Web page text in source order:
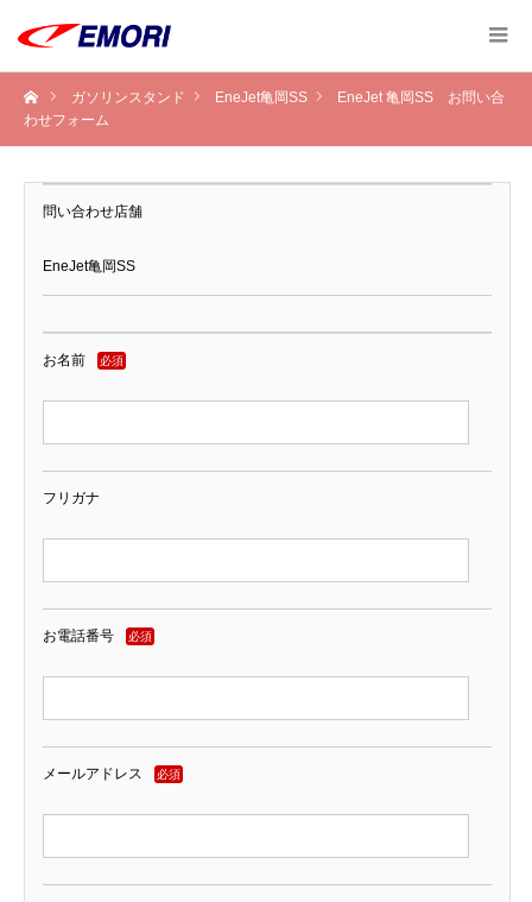
ガソリンスタンド EneJet亀岡SS
EneJet 亀岡SS お問い合
わせフォーム
問い合わせ店舗
EneJet亀岡SS
お名前 必須
フリガナ
お電話番号 必須
メールアドレス 必須